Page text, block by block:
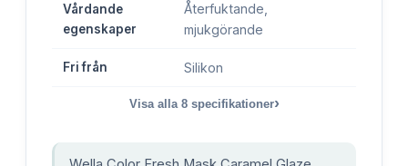
Vårdande
egenskaper
Återfuktande,
mjukgörande
Fri från Silikon
Visa alla 8specifikationer›